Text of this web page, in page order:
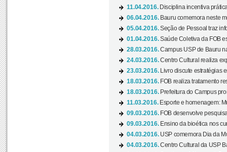
11.04.2016. Disciplina incentiva
06.04.2016. Bauru comemora neste
05.04.2016.Seção de Pessoal traz
01.04.2016.Saúde Coletiva da FOB
28.03.2016.Campus USP de Bauru
24.03.2016.Centro Cultural realiza
23.03.2016.
Livro discute estratégias
18.03.2016. FOB realiza tratamento
18.03.2016. Prefeitura do Campus
11.03.2016. Esporte e homenagem:
09.03.2016. FOB desenvolve
09.03.2016. Ensino da bioética nos
04.03.2016. USP comemora Dia da
04.03.2016.Centro Cultural da USP